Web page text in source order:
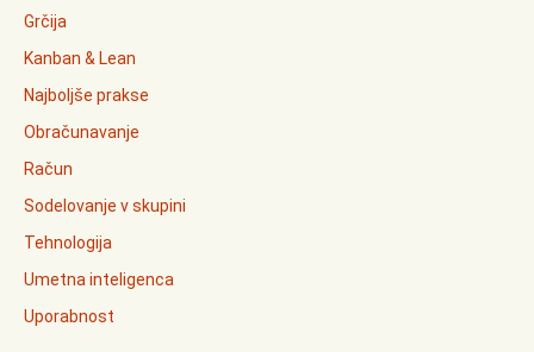
Grčija
Kanban & Lean
Najboljše prakse
Obračunavanje
Račun
Sodelovanje v skupini
Tehnologija
Umetna inteligenca
Uporabnost